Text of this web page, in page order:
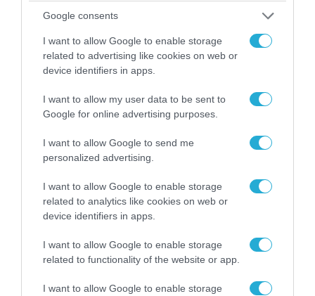
Google consents
I want to allow Google to enable storage
related to advertising like cookies on web or
device identifiers in apps.
I want to allow my user data to be sent to
Google for online advertising purposes.
I want to allow Google to send me
personalized advertising.
I want to allow Google to enable storage
related to analytics like cookies on web or
device identifiers in apps.
I want to allow Google to enable storage
related to functionality of the website or app.
I want to allow Google to enable storage
07.08.2026 | 20:02
Ο Γιάννης Αλαφούζος «τέλειωσε» τον
Κωνσταντίνο Ζούλα από τον ΣΚΑΪ – Ο λόγος της
απομάκρυνσής του